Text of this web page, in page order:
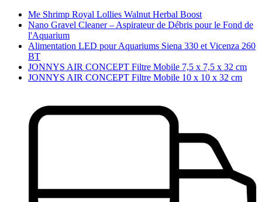
Me Shrimp Royal Lollies Walnut Herbal Boost
Nano Gravel Cleaner – Aspirateur de Débris pour le Fond de
l'Aquarium
Alimentation LED pour Aquariums Siena 330 et Vicenza 260
BT
JONNYS AIR CONCEPT Filtre Mobile 7,5 x 7,5 x 32 cm
JONNYS AIR CONCEPT Filtre Mobile 10 x 10 x 32 cm